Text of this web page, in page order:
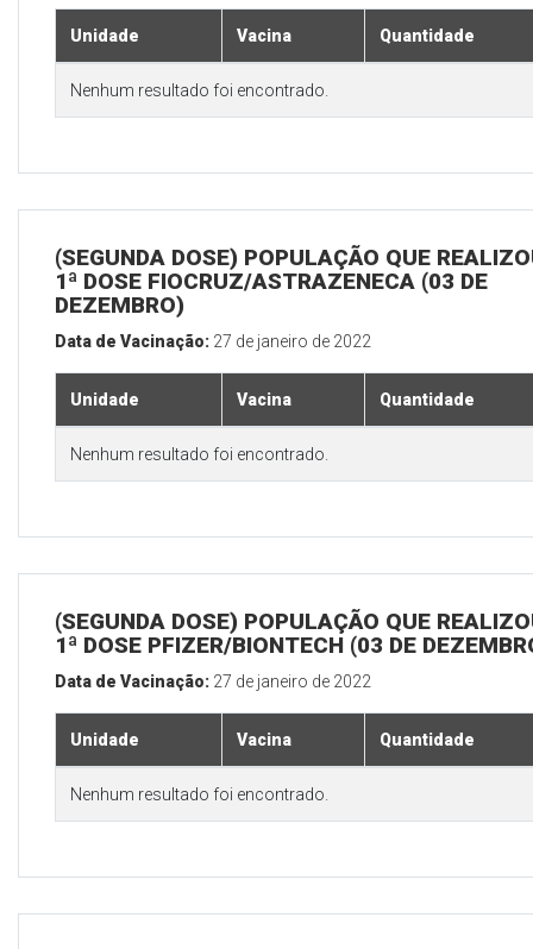
Unidade Vacina Quantidade
Nenhum resultado foi encontrado.
(SEGUNDA DOSE) POPULAÇÃO QUE
1ª DOSE FIOCRUZ/ASTRAZENECA (03 DE
DEZEMBRO)
Data de Vacinação: 27 de janeiro de 2022
Unidade Vacina Quantidade
Nenhum resultado foi encontrado.
(SEGUNDA DOSE) POPULAÇÃO QUE
1ª DOSE PFIZER/BIONTECH (03 DE
Data de Vacinação: 27 de janeiro de 2022
Unidade Vacina Quantidade
Nenhum resultado foi encontrado.